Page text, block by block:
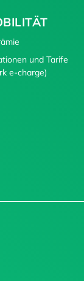
und Tarife
e-charge)